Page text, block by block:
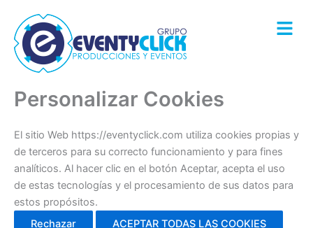
contenido
Personalizar Cookies
El sitio Web https://eventyclick.com utiliza cookies propias y
de terceros para su correcto funcionamiento y para fines
analíticos. Al hacer clic en el botón Aceptar, acepta el uso
de estas tecnologías y el procesamiento de sus datos para
estos propósitos.
Rechazar
ACEPTAR TODAS LAS COOKIES